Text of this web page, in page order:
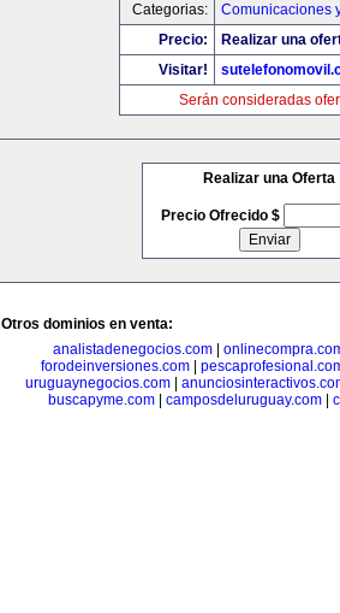
Categorias:
Comunicaciones
Precio:
Realizar una
Visitar!
Serán consideradas
Realizar una Oferta
Precio Ofrecido $
Otros dominios en venta:
analistadenegocios.com
forodeinversiones.com
uruguaynegocios.com|
buscapyme.com
camposdeluruguay.com